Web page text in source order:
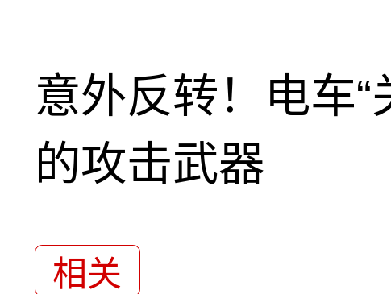
意外反转！电车“
的攻击武器
相关